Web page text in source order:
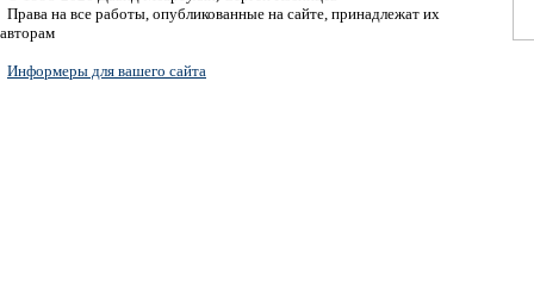
Права на все работы, опубликованные на сайте, принадлежат их
авторам
Информеры для вашего сайта